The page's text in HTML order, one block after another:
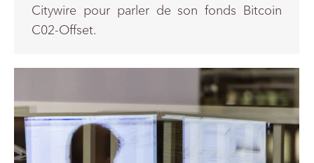
Citywire pour parler de son fonds Bitcoin
C02-Offset.